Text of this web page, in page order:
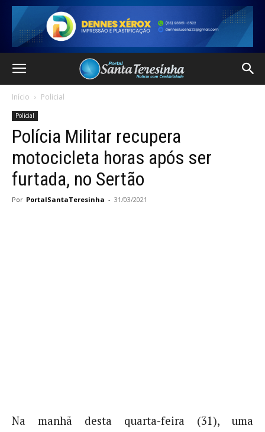
Início Policial
Policial
Polícia Militar recupera
motocicleta horas após ser
furtada, no Sertão
Por PortalSantaTeresinha - 31/03/2021
Na manhã desta quarta-feira (31), uma